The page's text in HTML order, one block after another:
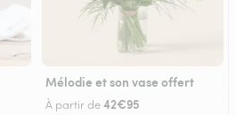
Mélodie et son vase offert
À partir de42€95